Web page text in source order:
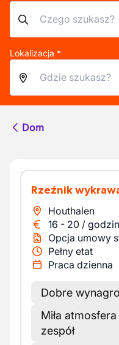
Lokalizacja *
Dom
Rzeźnik
Houthalen
16 - 20 /
Opcja umowy
Pełny etat
Praca dzienna
Dobre
Miła
zespół